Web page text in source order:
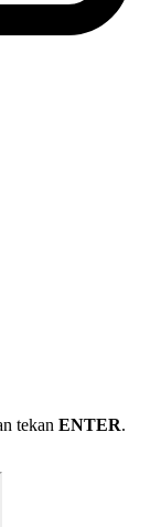
tekan ENTER.